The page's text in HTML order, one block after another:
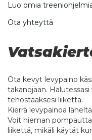
Luo omia
Ota yhteyttä
Ota kevyt levypaino
takanojaan.
tehostaaksesi liikettä.
Kierrä levypainoa
Voit hieman
liikettä, mikäli käytät